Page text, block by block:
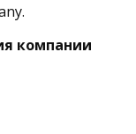
компании